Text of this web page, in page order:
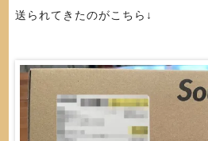
送られてきたのがこちら↓